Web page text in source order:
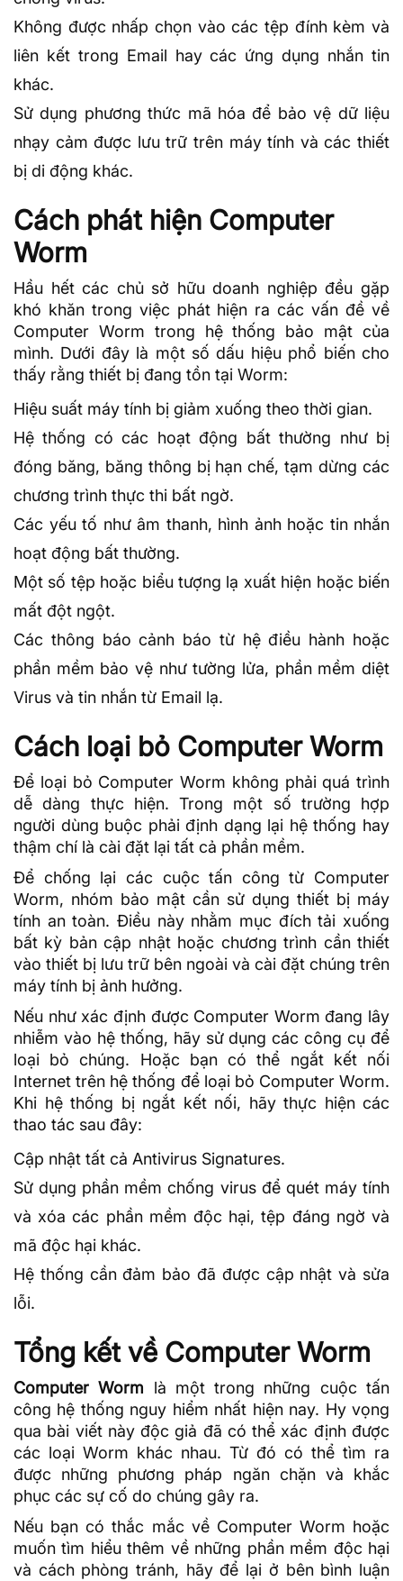
Không được nhấp chọn vào các tệp đính kèm và
liên kết trong Email hay các ứng dụng nhắn tin
khác.
Sử dụng phương thức mã hóa để bảo vệ dữ liệu
nhạy cảm được lưu trữ trên máy tính và các thiết
bị di động khác.
Cách phát hiện Computer
Worm
Hầu hết các chủ sở hữu doanh nghiệp đều gặp
khó khăn trong việc phát hiện ra các vấn đề về
Computer Worm trong hệ thống bảo mật của
mình. Dưới đây là một số dấu hiệu phổ biến cho
thấy rằng thiết bị đang tồn tại Worm:
Hiệu suất máy tính bị giảm xuống theo thời gian.
Hệ thống có các hoạt động bất thường như bị
đóng băng, băng thông bị hạn chế, tạm dừng các
chương trình thực thi bất ngờ.
Các yếu tố như âm thanh, hình ảnh hoặc tin nhắn
hoạt động bất thường.
Một số tệp hoặc biểu tượng lạ xuất hiện hoặc biến
mất đột ngột.
Các thông báo cảnh báo từ hệ điều hành hoặc
phần mềm bảo vệ như tường lửa, phần mềm diệt
Virus và tin nhắn từ Email lạ.
Cách loại bỏ Computer Worm
Để loại bỏ Computer Worm không phải quá trình
dễ dàng thực hiện. Trong một số trường hợp
người dùng buộc phải định dạng lại hệ thống hay
thậm chí là cài đặt lại tất cả phần mềm.
Để chống lại các cuộc tấn công từ Computer
Worm, nhóm bảo mật cần sử dụng thiết bị máy
tính an toàn. Điều này nhằm mục đích tải xuống
bất kỳ bản cập nhật hoặc chương trình cần thiết
vào thiết bị lưu trữ bên ngoài và cài đặt chúng trên
máy tính bị ảnh hưởng.
Nếu như xác định được Computer Worm đang lây
nhiễm vào hệ thống, hãy sử dụng các công cụ để
loại bỏ chúng. Hoặc bạn có thể ngắt kết nối
Internet trên hệ thống để loại bỏ Computer Worm.
Khi hệ thống bị ngắt kết nối, hãy thực hiện các
thao tác sau đây:
Cập nhật tất cả Antivirus Signatures.
Sử dụng phần mềm chống virus để quét máy tính
và xóa các phần mềm độc hại, tệp đáng ngờ và
mã độc hại khác.
Hệ thống cần đảm bảo đã được cập nhật và sửa
lỗi.
Tổng kết về Computer Worm
Computer Worm là một trong những cuộc tấn
công hệ thống nguy hiểm nhất hiện nay. Hy vọng
qua bài viết này độc giả đã có thể xác định được
các loại Worm khác nhau. Từ đó có thể tìm ra
được những phương pháp ngăn chặn và khắc
phục các sự cố do chúng gây ra.
Nếu bạn có thắc mắc về Computer Worm hoặc
muốn tìm hiểu thêm về những phần mềm độc hại
và cách phòng tránh, hãy để lại ở bên bình luận